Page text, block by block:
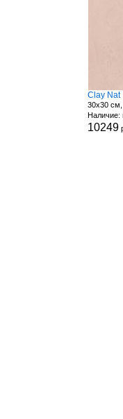
Clay Nat
30x30
Наличие:
10249